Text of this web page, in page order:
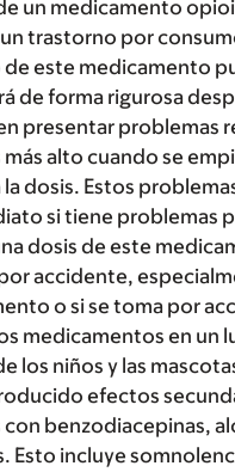
un medicamento
trastorno por
este medicamento
de forma rigurosa
presentar problemas
más alto cuando se
dosis. Estos
si tiene problemas
dosis de este
accidente,
o si se toma por
medicamentos en un
los niños y las
efectos
benzodiacepinas,
Esto incluye